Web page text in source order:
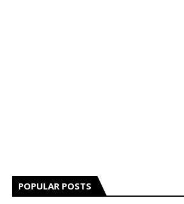
POPULAR POSTS